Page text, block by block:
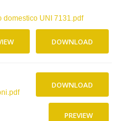
domestico UNI 7131.pdf
DOWNLOAD
DOWNLOAD
PREVIEW